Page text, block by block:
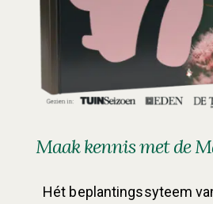
Maak kennis met de
Hét beplantingssyteem